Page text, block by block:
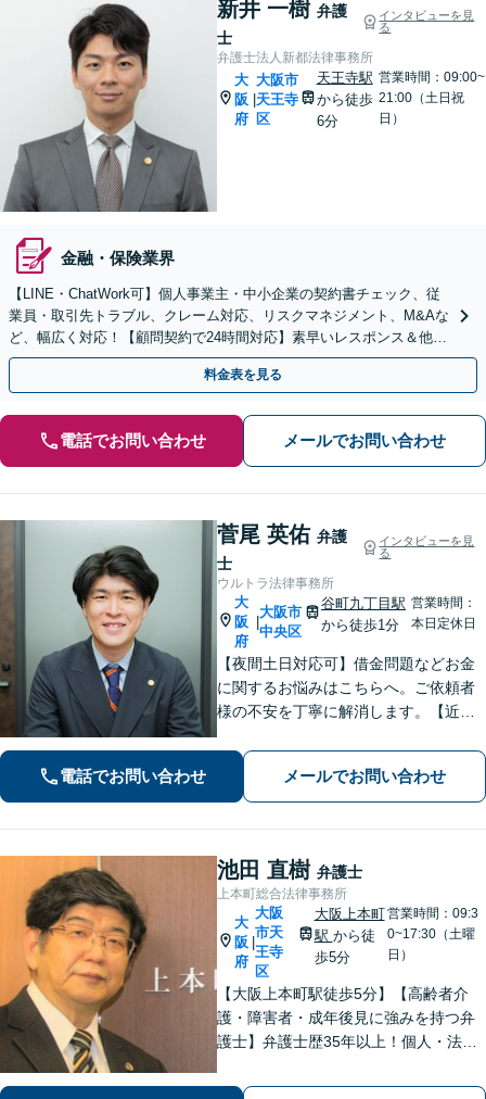
新井 一樹 弁護
士
インタビューを見
る
弁護士法人新都法律事務所
大
阪
府
大阪市
天王寺
区
天王寺駅
から徒歩
6分
営業時間：09:00~
21:00（土日祝
日）
金融・保険業界
【LINE・ChatWork可】個人事業主・中小企業の契約書チェック、従
業員・取引先トラブル、クレーム対応、リスクマネジメント、M&Aな
ど、幅広く対応！【顧問契約で24時間対応】素早いレスポンス＆他士
業連携可【英語・韓国語対応】
料金表を見る
電話でお問い合わせ メールでお問い合わせ
菅尾 英佑 弁護
士
インタビューを見
る
ウルトラ法律事務所
大
阪
府
|
大阪市
中央区
谷町九丁目駅
から徒歩1分
営業時間：
本日定休日
【夜間土日対応可】借金問題などお金
に関するお悩みはこちらへ。ご依頼者
様の不安を丁寧に解消します。【近鉄
電話でお問い合わせ メールでお問い合わせ
池田 直樹 弁護士
上本町総合法律事務所
大
阪
府
|
大阪
市天
王寺
区
大阪上本町
駅 から徒
歩5分
営業時間：09:3
0~17:30（土曜
日）
【大阪上本町駅徒歩5分】【高齢者介
護・障害者・成年後見に強みを持つ弁
護士】弁護士歴35年以上！個人・法人
い、解決へと導きます。私たちが必ず